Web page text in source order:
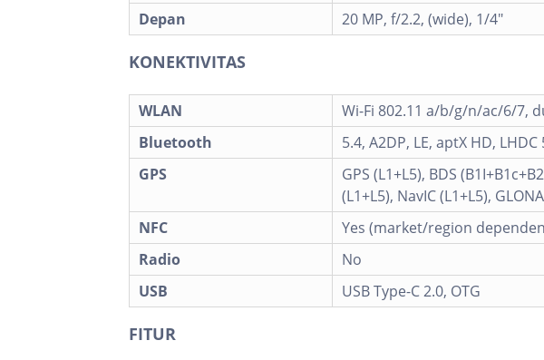
Depan
20 MP, f/2.2, (wide), 1/4"
KONEKTIVITAS
WLAN
Wi-Fi 802.11 a/b/g/n/ac/6/7,
Bluetooth
5.4, A2DP, LE, aptX HD,
GPS
GPS (L1+L5), BDS
(L1+L5), NavIC (L1+L5),
NFC
Yes (market/region
Radio
No
USB
USB Type-C 2.0, OTG
FITUR